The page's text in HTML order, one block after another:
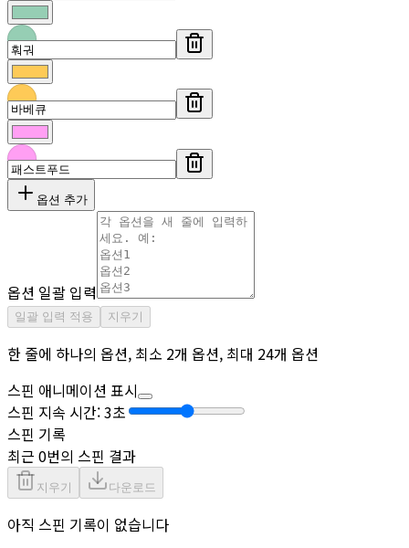
옵션 추가
옵션 일괄 입력
일괄 입력 적용 지우기
한 줄에 하나의 옵션, 최소 2개 옵션, 최대 24개 옵션
스핀 애니메이션 표시
스핀 지속 시간: 3초
스핀 기록
최근 0번의 스핀 결과
지우기 다운로드
아직 스핀 기록이 없습니다